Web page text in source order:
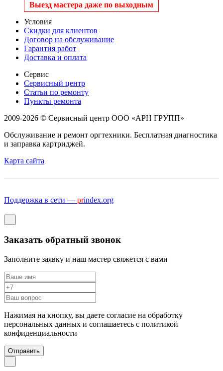
Выезд мастера даже по выходным
Условия
Скидки для клиентов
Договор на обслуживание
Гарантия работ
Доставка и оплата
Сервис
Сервисный центр
Статьи по ремонту
Пункты ремонта
2009-2026 © Сервисный центр ООО «АРН ГРУПП»
Обслуживание и ремонт оргтехники. Бесплатная диагностика
и заправка картриджей.
Карта сайта
Поддержка в сети — prindex.org
Заказать обратный звонок
Заполните заявку и наш мастер свяжется с вами
Нажимая на кнопку, вы даете согласие на обработку
персональных данных и соглашаетесь c политикой
конфиденциальности
Отправить